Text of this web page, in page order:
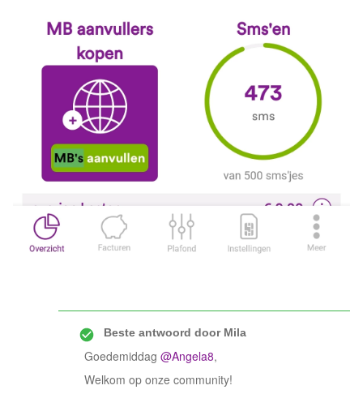
Beste antwoord doorMila
Goedemiddag @Angela8,
Welkom op onze community!